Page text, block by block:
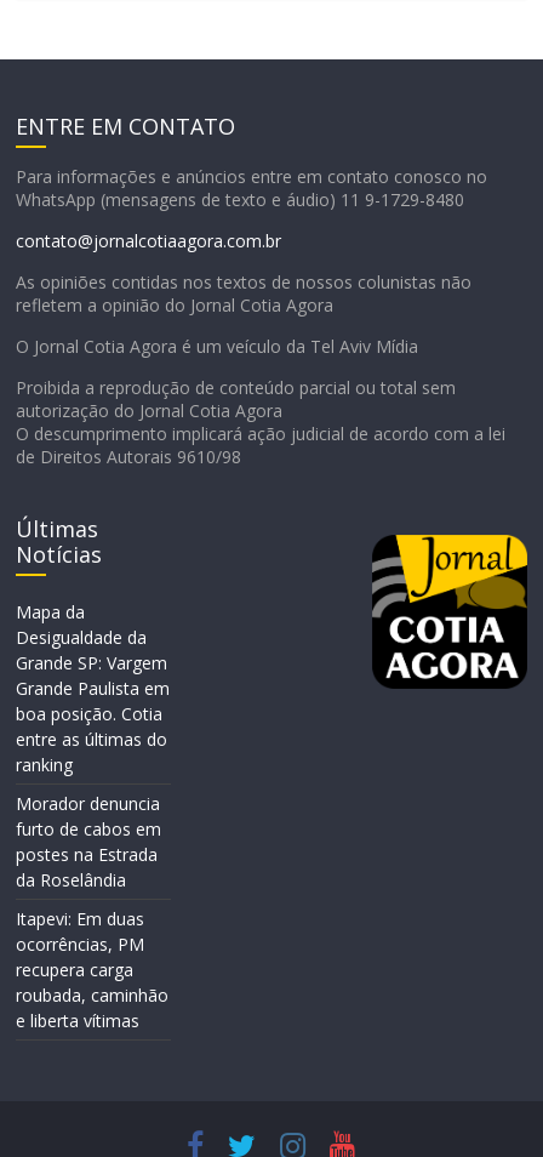
ENTRE EM CONTATO
Para informações e anúncios entre em contato conosco no
WhatsApp (mensagens de texto e áudio) 11 9-1729-8480
contato@jornalcotiaagora.com.br
As opiniões contidas nos textos de nossos colunistas não
refletem a opinião do Jornal Cotia Agora
O Jornal Cotia Agora é um veículo da Tel Aviv Mídia
Proibida a reprodução de conteúdo parcial ou total sem
autorização do Jornal Cotia Agora
O descumprimento implicará ação judicial de acordo com a lei
de Direitos Autorais 9610/98
Últimas
Notícias
Mapa da
Desigualdade da
Grande SP: Vargem
Grande Paulista em
boa posição. Cotia
entre as últimas do
ranking
Morador denuncia
furto de cabos em
postes na Estrada
da Roselândia
Itapevi: Em duas
ocorrências, PM
recupera carga
roubada, caminhão
e liberta vítimas